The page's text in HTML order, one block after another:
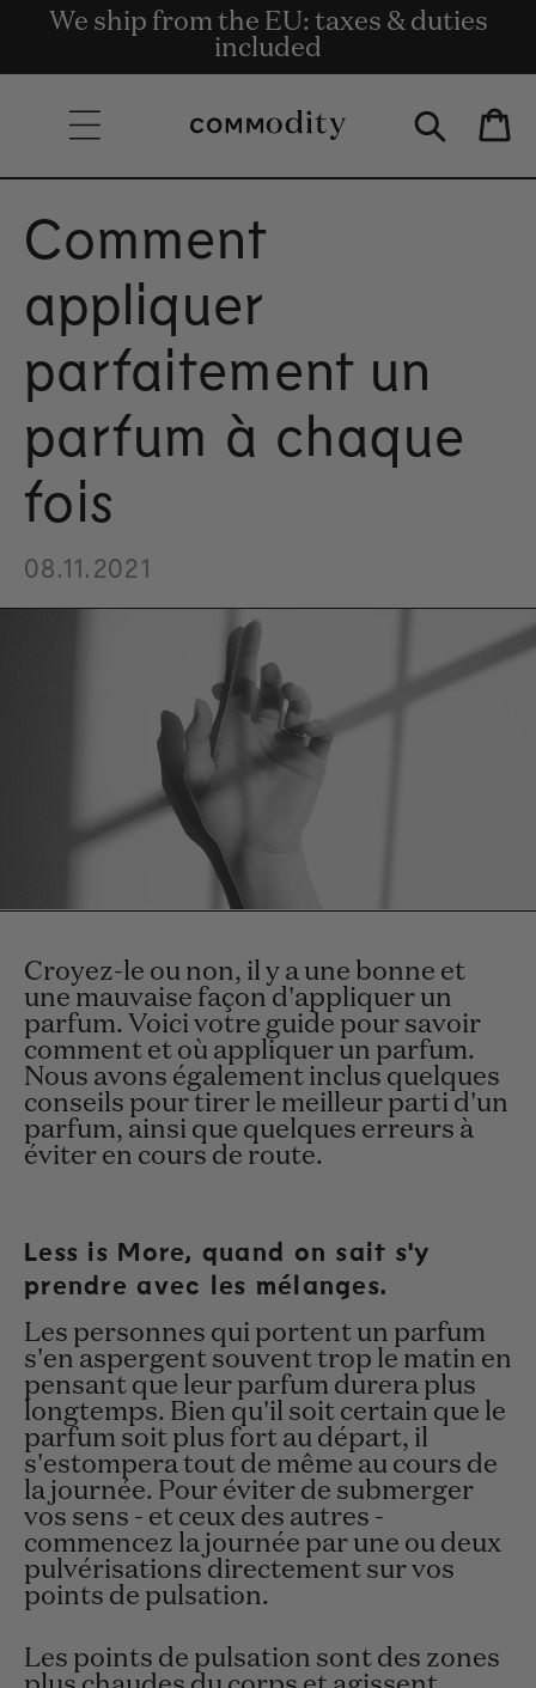
Skip to content
Livraison gratuite à partir de 135 €
d'achat.
We ship from the EU: taxes & duties
included
Get rewards for shopping with
Commodity.Circle
Bag
Comment
appliquer
parfaitement un
parfum à chaque
fois
08.11.2021
Croyez-le ou non, il y a une bonne et
une mauvaise façon d'appliquer un
parfum. Voici votre guide pour savoir
comment et où appliquer un parfum.
Nous avons également inclus quelques
conseils pour tirer le meilleur parti d'un
parfum, ainsi que quelques erreurs à
éviter en cours de route.
Less is More, quand on sait s'y
prendre avec les mélanges.
Les personnes qui portent un parfum
s'en aspergent souvent trop le matin en
pensant que leur parfum durera plus
longtemps. Bien qu'il soit certain que le
parfum soit plus fort au départ, il
s'estompera tout de même au cours de
la journée. Pour éviter de submerger
vos sens - et ceux des autres -
commencez la journée par une ou deux
pulvérisations directement sur vos
points de pulsation.
Les points de pulsation sont des zones